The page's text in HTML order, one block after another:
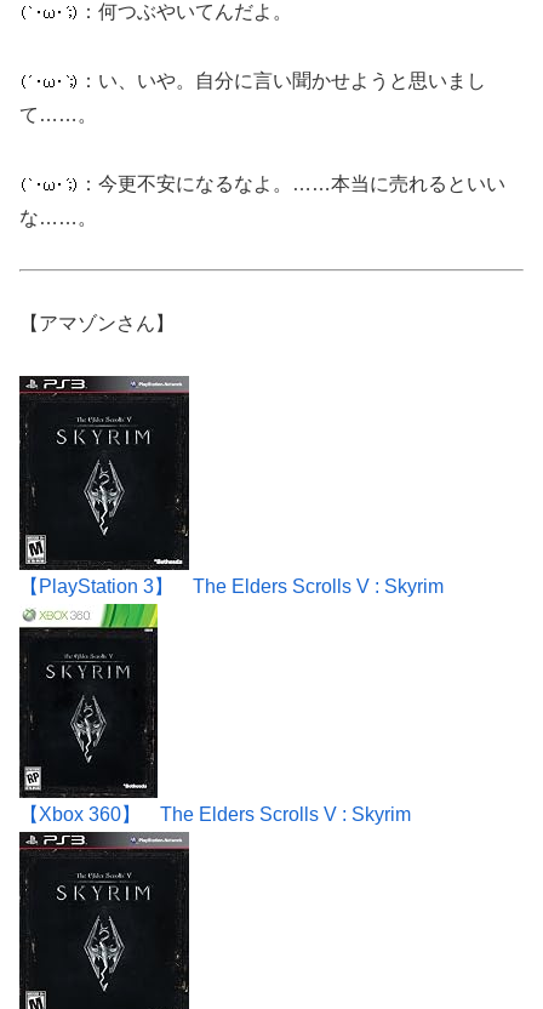
：何つぶやいてんだよ。
：い、いや。自分に言い聞かせようと思いまし
て……。
：今更不安になるなよ。……本当に売れるといい
な……。
【アマゾンさん】
【PlayStation 3】 The Elders Scrolls V : Skyrim
【Xbox 360】 The Elders Scrolls V : Skyrim